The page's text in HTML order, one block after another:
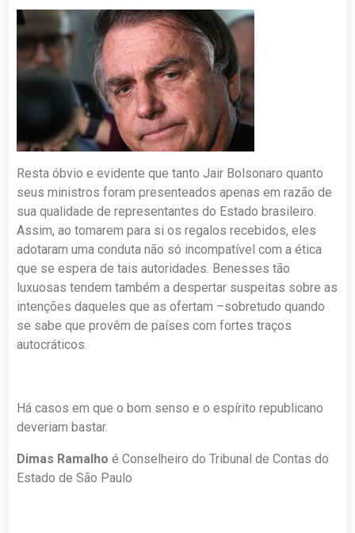
Resta óbvio e evidente que tanto Jair Bolsonaro quanto
seus ministros foram presenteados apenas em razão de
sua qualidade de representantes do Estado brasileiro.
Assim, ao tomarem para si os regalos recebidos, eles
adotaram uma conduta não só incompatível com a ética
que se espera de tais autoridades. Benesses tão
luxuosas tendem também a despertar suspeitas sobre as
intenções daqueles que as ofertam –sobretudo quando
se sabe que provêm de países com fortes traços
autocráticos.
Há casos em que o bom senso e o espírito republicano
deveriam bastar.
Dimas Ramalho é Conselheiro do Tribunal de Contas do
Estado de São Paulo